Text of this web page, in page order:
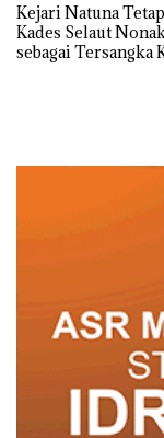
Kejari Natuna
Kades Selaut
sebagai Tersangka